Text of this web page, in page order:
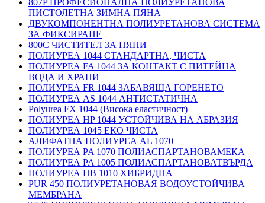
807P ПРОФЕСИОНАЛНА ПОЛИУРЕТАНОВА
ПИСТОЛЕТНА ЗИМНА ПЯНА
ДВУКОМПОНЕНТНА ПОЛИУРЕТАНОВА СИСТЕМА
ЗА ФИКСИРАНЕ
800C ЧИСТИТЕЛ ЗА ПЯНИ
ПОЛИУРЕА 1044 СТАНДАРТНА, ЧИСТА
ПОЛИУРЕА FA 1044 ЗА КОНТАКТ С ПИТЕЙНА
ВОДА И ХРАНИ
ПОЛИУРЕА FR 1044 ЗАБАВЯЩА ГОРЕНЕТО
ПОЛИУРЕА AS 1044 АНТИСТАТИЧНА
Polyurea FX 1044 (Висока еластичност)
ПОЛИУРЕА HP 1044 УСТОЙЧИВА НА АБРАЗИЯ
ПОЛИУРЕА 1045 ЕКО ЧИСТА
АЛИФАТНА ПОЛИУРЕА AL 1070
ПОЛИУРЕА PA 1070 ПОЛИАСПАРТАНОВАМЕКА
ПОЛИУРЕА PA 1005 ПОЛИАСПАРТАНОВАТВЪРДА
ПОЛИУРЕА HB 1010 ХИБРИДНА
PUR 450 ПОЛИУРЕТАНОВАЯ ВОДОУСТОЙЧИВА
МЕМБРАНА